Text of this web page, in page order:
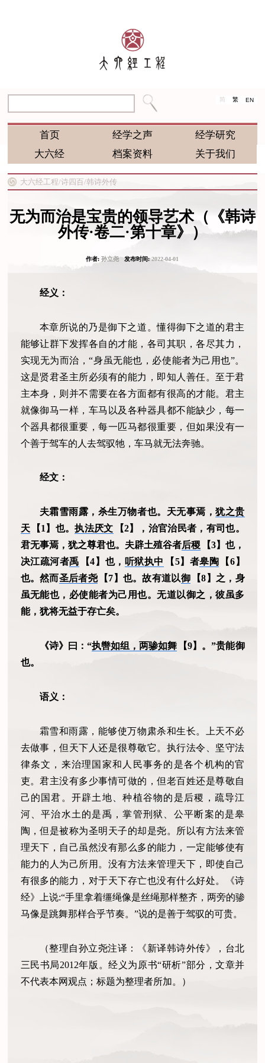
简 繁 EN
首页 经学之声
经学研究
大六经
档案资料 关于我们
大六经工程/诗四百/韩诗外传
无为而治是宝贵的领导艺术（《韩诗
外传·卷二·第十章》）
作者:孙立尧发布时间:2022-04-01
经义：
本章所说的乃是御下之道。懂得御下之道的君主
能够让群下发挥各自的才能，各司其职，各尽其力，
实现无为而治，“身虽无能也，必使能者为己用也”。
这是贤君圣主所必须有的能力，即知人善任。至于君
主本身，则并不需要在各方面都有很高的才能。君主
就像御马一样，车马以及各种器具都不能缺少，每一
个器具都很重要，每一匹马都很重要，但如果没有一
个善于驾车的人去驾驭牠，车马就无法奔驰。
经文：
夫霜雪雨露，杀生万物者也。天无事焉，犹之贵
天
【1】也。执法厌文
【2】，治官治民者，有司也。
君无事焉，犹之尊君也。夫辟土殖谷者后稷
【3】也，
决江疏河者禹 【4】也， 听狱执中 【5】者皋陶
【6】
也。然而圣后者尧 【7】也。故有道以御
【8】之，身
虽无能也，必使能者为己用也。无道以御之，彼虽多
能，犹将无益于存亡矣。
《诗》曰：“执辔如组，两骖如舞
【9】。”贵能御
也。
语义：
霜雪和雨露，能够使万物肃杀和生长。上天不必
去做事，但天下人还是很尊敬它。执行法令、坚守法
律条文，来治理国家和人民事务的是各个机构的官
吏。君主没有多少事情可做的，但老百姓还是尊敬自
己的国君。开辟土地、种植谷物的是后稷，疏导江
河、平治水土的是禹，掌管刑狱、公平断案的是皋
陶，但是被称为圣明天子的却是尧。所以有方法来管
理天下，自己虽然没有那么多的能力，一定能够使有
能力的人为己所用。没有方法来管理天下，即使自己
有很多的能力，对于天下存亡也没有什么好处。《诗
经》上说:“手里拿着缰绳像是丝绳那样整齐，两旁的骖
马像是跳舞那样合乎节奏。”说的是善于驾驭的可贵。
（整理自孙立尧注译：《新译韩诗外传》，台北
三民书局2012年版。经义为原书“研析”部分，文章并
不代表本网观点；标题为整理者所加。）